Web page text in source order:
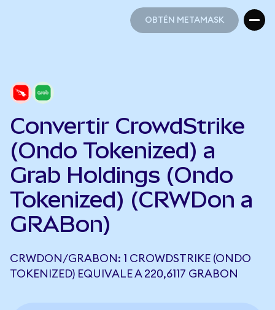
OBTÉN METAMASK
Convertir CrowdStrike
(Ondo Tokenized) a
Grab Holdings (Ondo
Tokenized) (CRWDon a
GRABon)
CRWDON/GRABON: 1 CROWDSTRIKE (ONDO
TOKENIZED) EQUIVALE A 220,6117 GRABON